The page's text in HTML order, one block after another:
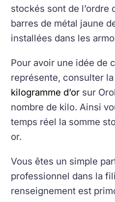
stockés sont de l’ordre
barres de métal jaune
installées dans les
Pour avoir une idée de
représente, consulter la
kilogramme d’or sur
nombre de kilo. Ainsi
temps réel la somme
or.
Vous êtes un simple
professionnel dans la
renseignement est